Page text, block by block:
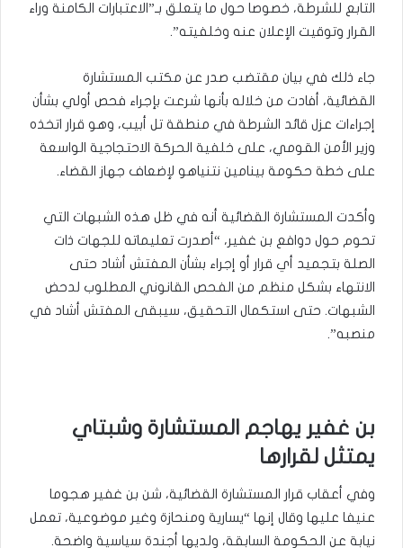
التابع للشرطة، خصوصا حول ما يتعلق بـ”الاعتبارات الكامنة وراء
القرار وتوقيت الإعلان عنه وخلفيته”.
جاء ذلك في بيان مقتضب صدر عن مكتب المستشارة
القضائية، أفادت من خلاله بأنها شرعت بإجراء فحص أولي بشأن
إجراءات عزل قائد الشرطة في منطقة تل أبيب، وهو قرار اتخذه
وزير الأمن القومي، على خلفية الحركة الاحتجاجية الواسعة
على خطة حكومة بينامين نتنياهو لإضعاف جهاز القضاء.
وأكدت المستشارة القضائية أنه في ظل هذه الشبهات التي
تحوم حول دوافع بن غفير، “أصدرت تعليماته للجهات ذات
الصلة بتجميد أي قرار أو إجراء بشأن المفتش أشاد حتى
الانتهاء بشكل منظم من الفحص القانوني المطلوب لدحض
الشبهات. حتى استكمال التحقيق، سيبقى المفتش أشاد في
منصبه”.
بن غفير يهاجم المستشارة وشبتاي
يمتثل لقرارها
وفي أعقاب قرار المستشارة القضائية، شن بن غفير هجوما
عنيفا عليها وقال إنها “يسارية ومنحازة وغير موضوعية، تعمل
نيابة عن الحكومة السابقة، ولديها أجندة سياسية واضحة.